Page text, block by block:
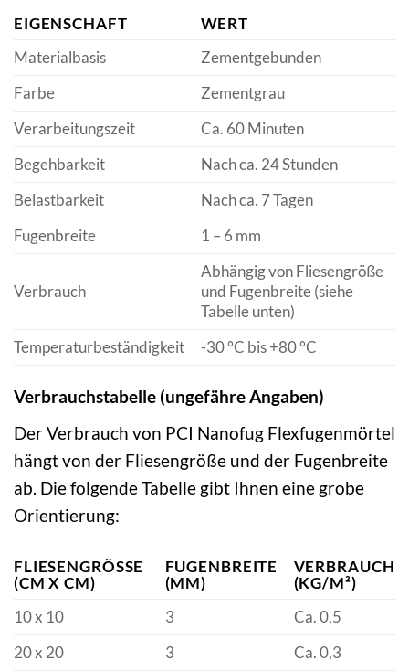
EIGENSCHAFT
WERT
Materialbasis
Zementgebunden
Farbe
Zementgrau
Verarbeitungszeit
Ca. 60 Minuten
Begehbarkeit
Nach ca. 24 Stunden
Belastbarkeit
Nach ca. 7 Tagen
Fugenbreite
1 – 6 mm
Verbrauch
Abhängig von Fliesengröße
und Fugenbreite (siehe
Tabelle unten)
Temperaturbeständigkeit
-30 °C bis +80 °C
Verbrauchstabelle (ungefähre Angaben)
Der Verbrauch von PCI Nanofug Flexfugenmörtel
hängt von der Fliesengröße und der Fugenbreite
ab. Die folgende Tabelle gibt Ihnen eine grobe
Orientierung:
FLIESENGRÖSSE (
CM X CM)
FUGENBREITE
(MM)
VERBRAUCH
(KG/M²)
10 x 10
3
Ca. 0,5
20 x 20
3
Ca. 0,3